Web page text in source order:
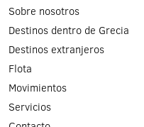
Sobre nosotros
Destinos dentro de Grecia
Destinos extranjeros
Flota
Μovimientos
Servicios